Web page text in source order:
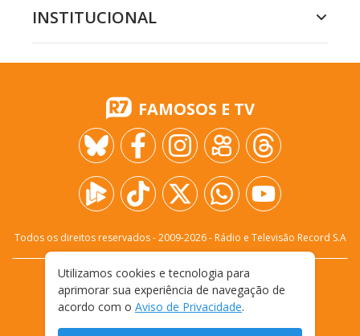
INSTITUCIONAL
FAMOSOS E TV
Todos os direitos reservados - 2009-2026- Rádio e Televisão Record S.A
FALE CONOSCO
PRIVACIDADE
TERMOS E CONDIÇÕES DE USO
Utilizamos cookies e tecnologia para
aprimorar sua experiência de navegação de
acordo com o Aviso de Privacidade.